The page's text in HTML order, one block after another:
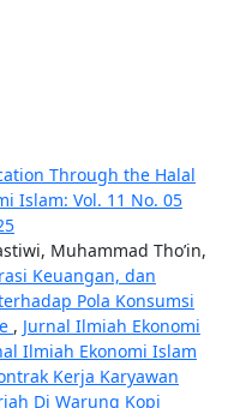
Through the Halal
Islam: Vol. 11 No. 05
Muhammad Tho’in,
Keuangan, dan
Pola Konsumsi
, Jurnal Ilmiah Ekonomi
Ilmiah Ekonomi Islam
Kerja Karyawan
Di Warung Kopi